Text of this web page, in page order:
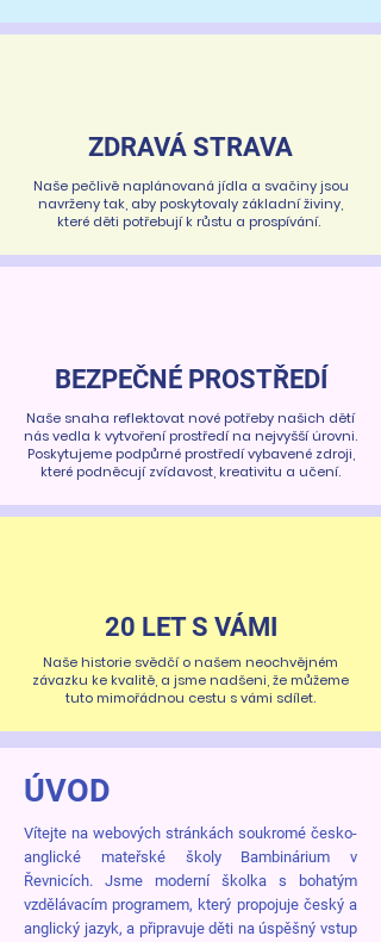
ZDRAVÁ STRAVA
Naše pečlivě naplánovaná jídla a svačiny jsou
navrženy tak, aby poskytovaly základní živiny,
které děti potřebují k růstu a prospívání.
BEZPEČNÉ PROSTŘEDÍ
Naše snaha reflektovat nové potřeby našich dětí
nás vedla k vytvoření prostředí na nejvyšší úrovni.
Poskytujeme podpůrné prostředí vybavené zdroji,
které podněcují zvídavost, kreativitu a učení.
20 LET S VÁMI
Naše historie svědčí o našem neochvějném
závazku ke kvalitě, a jsme nadšeni, že můžeme
tuto mimořádnou cestu s vámi sdílet.
ÚVOD
Vítejte na webových stránkách soukromé česko-
anglické mateřské školy Bambinárium v
Řevnicích. Jsme moderní školka s bohatým
vzdělávacím programem, který propojuje český a
anglický jazyk, a připravuje děti na úspěšný vstup